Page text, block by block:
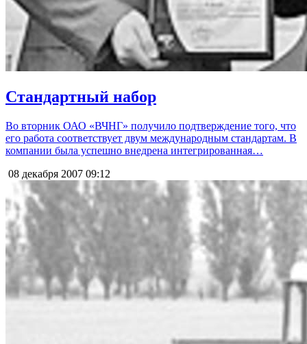
Стандартный набор
Во вторник ОАО «ВЧНГ» получило подтверждение того, что
его работа соответствует двум международным стандартам. В
компании была успешно внедрена интегрированная…
08 декабря 2007 09:12